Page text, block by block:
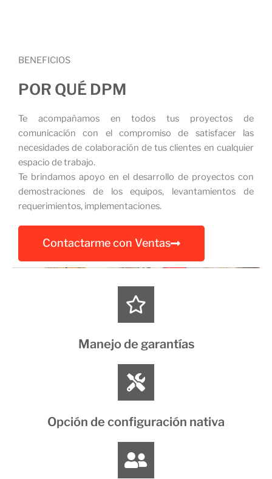
BENEFICIOS
POR QUÉ DPM
Te acompañamos en todos tus proyectos de
comunicación con el compromiso de satisfacer las
necesidades de colaboración de tus clientes en cualquier
espacio de trabajo.
Te brindamos apoyo en el desarrollo de proyectos con
demostraciones de los equipos, levantamientos de
requerimientos, implementaciones.
Contactarme con Ventas
Manejo de garantías
Opción de configuración nativa